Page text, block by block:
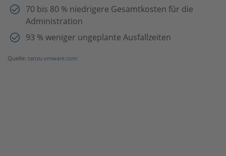
70 bis 80 % niedrigere Gesamtkosten für die
Administration
93 % weniger ungeplante Ausfallzeiten
Quelle: tanzu.vmware.com